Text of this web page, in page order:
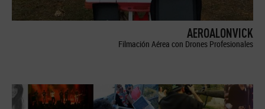
AEROALONVICK
Filmación Aérea con Drones Profesionales